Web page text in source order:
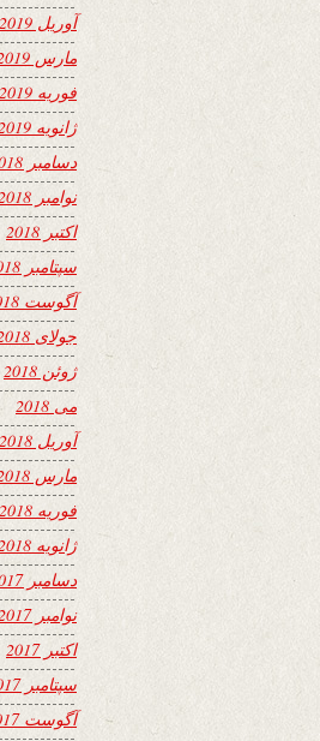
آوریل 2019
مارس 2019
فوریه 2019
ژانویه 2019
دسامبر 2018
نوامبر 2018
اکتبر 2018
سپتامبر 2018
آگوست 2018
جولای 2018
ژوئن 2018
می 2018
آوریل 2018
مارس 2018
فوریه 2018
ژانویه 2018
دسامبر 2017
نوامبر 2017
اکتبر 2017
سپتامبر 2017
آگوست 2017